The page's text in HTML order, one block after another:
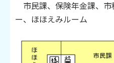
市民課、保険年金課、
ー、ほほえみルーム